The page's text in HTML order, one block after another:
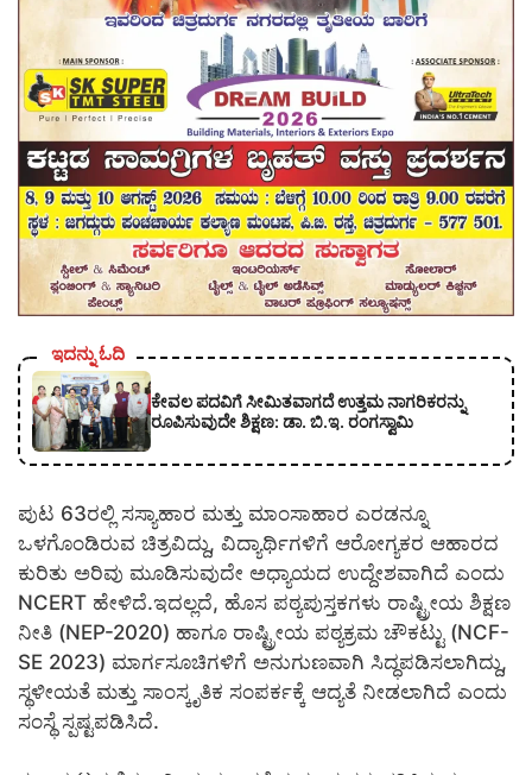
ಇದನ್ನು ಓದಿ
ಕೇವಲ ಪದವಿಗೆ ಸೀಮಿತವಾಗದೆ ಉತ್ತಮ ನಾಗರಿಕರನ್ನು
ರೂಪಿಸುವುದೇ ಶಿಕ್ಷಣ: ಡಾ. ಬಿ.ಇ. ರಂಗಸ್ವಾಮಿ
ಪುಟ 63ರಲ್ಲಿ ಸಸ್ಯಾಹಾರ ಮತ್ತು ಮಾಂಸಾಹಾರ ಎರಡನ್ನೂ
ಒಳಗೊಂಡಿರುವ ಚಿತ್ರವಿದ್ದು, ವಿದ್ಯಾರ್ಥಿಗಳಿಗೆ ಆರೋಗ್ಯಕರ ಆಹಾರದ
ಕುರಿತು ಅರಿವು ಮೂಡಿಸುವುದೇ ಅಧ್ಯಾಯದ ಉದ್ದೇಶವಾಗಿದೆ ಎಂದು
NCERT ಹೇಳಿದೆ.ಇದಲ್ಲದೆ, ಹೊಸ ಪಠ್ಯಪುಸ್ತಕಗಳು ರಾಷ್ಟ್ರೀಯ ಶಿಕ್ಷಣ
ನೀತಿ (NEP-2020) ಹಾಗೂ ರಾಷ್ಟ್ರೀಯ ಪಠ್ಯಕ್ರಮ ಚೌಕಟ್ಟು (NCF-
SE 2023) ಮಾರ್ಗಸೂಚಿಗಳಿಗೆ ಅನುಗುಣವಾಗಿ ಸಿದ್ಧಪಡಿಸಲಾಗಿದ್ದು,
ಸ್ಥಳೀಯತೆ ಮತ್ತು ಸಾಂಸ್ಕೃತಿಕ ಸಂಪರ್ಕಕ್ಕೆ ಆದ್ಯತೆ ನೀಡಲಾಗಿದೆ ಎಂದು
ಸಂಸ್ಥೆ ಸ್ಪಷ್ಟಪಡಿಸಿದೆ.